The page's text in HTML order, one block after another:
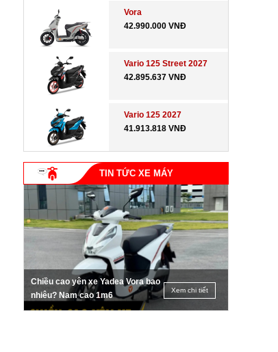
Vora
42.990.000 VNĐ
Vario 125 Street 2027
42.895.637 VNĐ
Vario 125 2027
41.913.818 VNĐ
TIN TỨC XE MÁY
Chiều cao yên xe Yadea Vora bao
nhiêu? Nam cao 1m6
Xem chi tiết